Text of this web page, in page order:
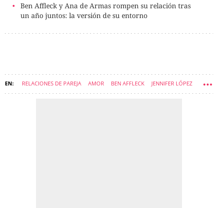
Ben Affleck y Ana de Armas rompen su relación tras
un año juntos: la versión de su entorno
RELACIONES DE PAREJA AMOR BEN AFFLECK JENNIFER LÓPEZ